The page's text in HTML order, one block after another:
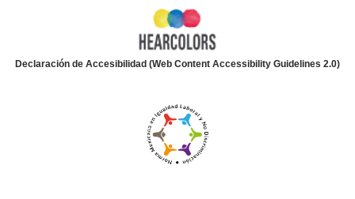
Declaración de Accesibilidad (Web Content Accessibility Guidelines 2.0)